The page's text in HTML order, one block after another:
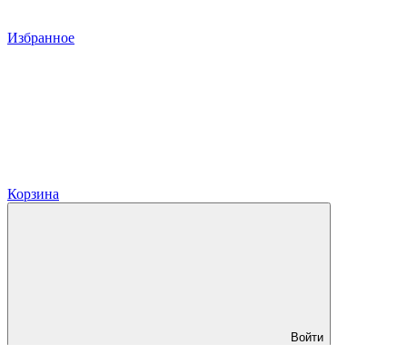
Избранное
Корзина
Войти